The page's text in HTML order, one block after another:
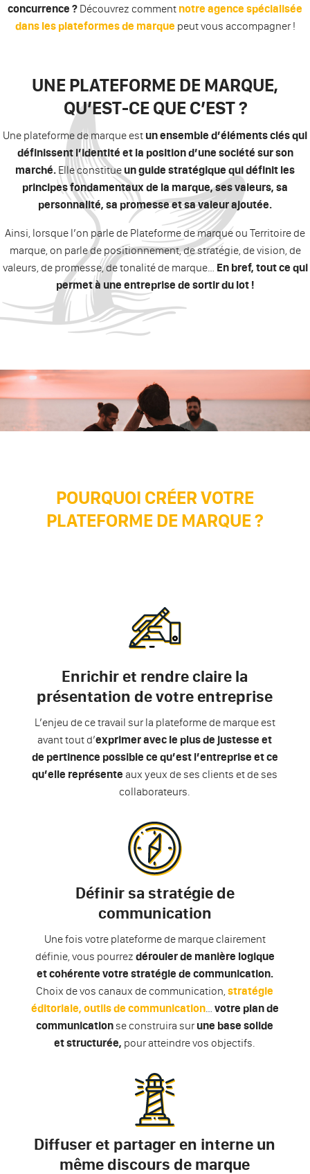
concurrence ? Découvrez comment notre agence spécialisée
dans les plateformes de marque peut vous accompagner !
UNE PLATEFORME DE MARQUE,
QU’EST-CE QUE C’EST ?
Une plateforme de marque est un ensemble d’éléments clés qui
définissent l’identité et la position d’une société sur son
marché. Elle constitue un guide stratégique qui définit les
principes fondamentaux de la marque, ses valeurs, sa
personnalité, sa promesse et sa valeur ajoutée.
Ainsi, lorsque l’on parle de Plateforme de marque ou Territoire de
marque, on parle de positionnement, de stratégie, de vision, de
valeurs, de promesse, de tonalité de marque… En bref, tout ce qui
permet à une entreprise de sortir du lot !
POURQUOI CRÉER VOTRE
PLATEFORME DE MARQUE ?
Enrichir et rendre claire la
présentation de votre entreprise
L’enjeu de ce travail sur la plateforme de marque est
avant tout d’exprimer avec le plus de justesse et
de pertinence possible ce qu’est l’entreprise et ce
qu’elle représente aux yeux de ses clients et de ses
collaborateurs.
Définir sa stratégie de
communication
Une fois votre plateforme de marque clairement
définie, vous pourrez dérouler de manière logique
et cohérente votre stratégie de communication.
Choix de vos canaux de communication,stratégie
éditoriale, outils de communication… votre plan de
communicationse construira sur une base solide
et structurée, pour atteindre vos objectifs.
Diffuser et partager en interne un
même discours de marque